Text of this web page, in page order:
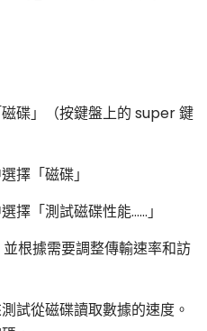
碟」（按鍵盤上的 super 鍵
擇「磁碟」
擇「測試磁碟性能……」
根據需要調整傳輸速率和訪
試從磁碟讀取數據的速度。